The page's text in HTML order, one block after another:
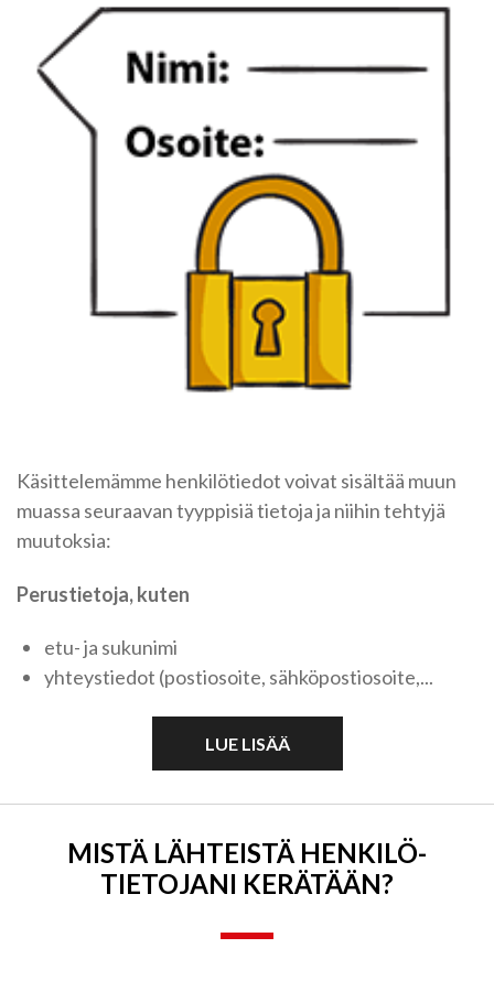
Käsittelemämme henkilötiedot voivat sisältää muun
muassa seuraavan tyyppisiä tietoja ja niihin tehtyjä
muutoksia:
Perustietoja, kuten
etu- ja sukunimi
yhteystiedot (postiosoite, sähköpostiosoite,...
LUE LISÄÄ
MISTÄ LÄHTEISTÄ HENKILÖ­
TIETOJANI KERÄTÄÄN?